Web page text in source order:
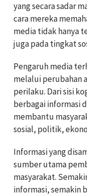
yang secara sadar
cara mereka
media tidak hanya
juga pada tingkat
Pengaruh media
melalui perubahan
perilaku. Dari sisi
berbagai informasi
membantu
sosial, politik,
Informasi yang
sumber utama
masyarakat.
informasi, semakin